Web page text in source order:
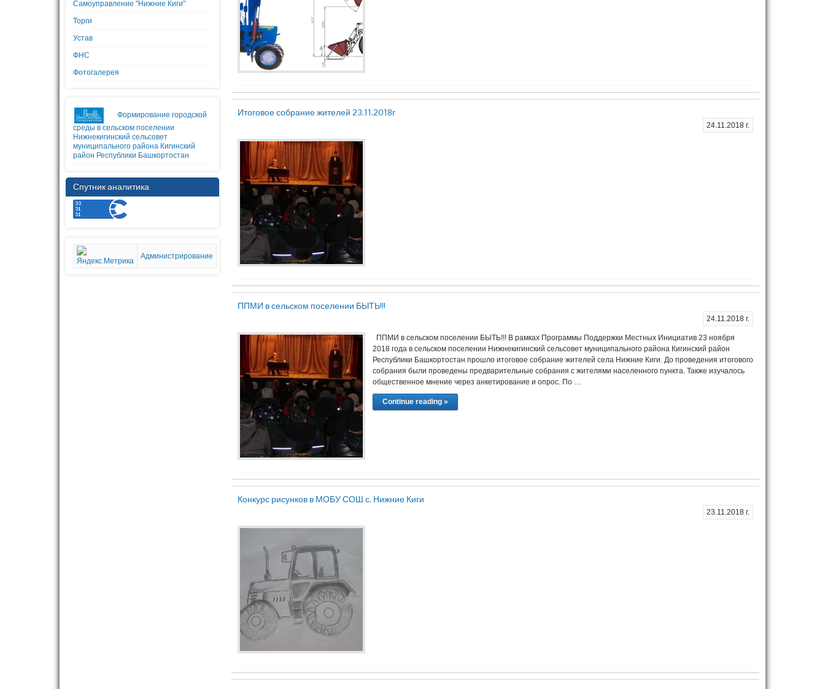
Самоуправление "Нижние Киги"
Торги
Устав
ФНС
Фотогалерея
Формирование городской
среды в сельском поселении
Нижнекигинский сельсовет
муниципального района Кигинский
район Республики Башкортостан
Спутник аналитика
Администрирование
Итоговое собрание жителей 23.11.2018г
24.11.2018 г.
ППМИ в сельском поселении БЫТЬ!!!
24.11.2018 г.
ППМИ в сельском поселении БЫТЬ!!! В рамках Программы Поддержки Местных Инициатив 23 ноября
2018 года в сельском поселении Нижнекигинский сельсовет муниципального района Кигинский район
Республики Башкортостан прошло итоговое собрание жителей села Нижние Киги. До проведения итогового
собрания были проведены предварительные собрания с жителями населенного пункта. Также изучалось
общественное мнение через анкетирование и опрос. По …
Continue reading »
Конкурс рисунков в МОБУ СОШ с. Нижние Киги
23.11.2018 г.